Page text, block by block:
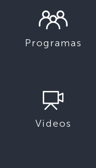
Programas
Videos